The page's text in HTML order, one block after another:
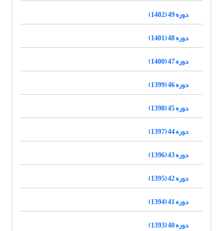
دوره 49 (1402)
دوره 48 (1401)
دوره 47 (1400)
دوره 46 (1399)
دوره 45 (1398)
دوره 44 (1397)
دوره 43 (1396)
دوره 42 (1395)
دوره 41 (1394)
دوره 40 (1393)